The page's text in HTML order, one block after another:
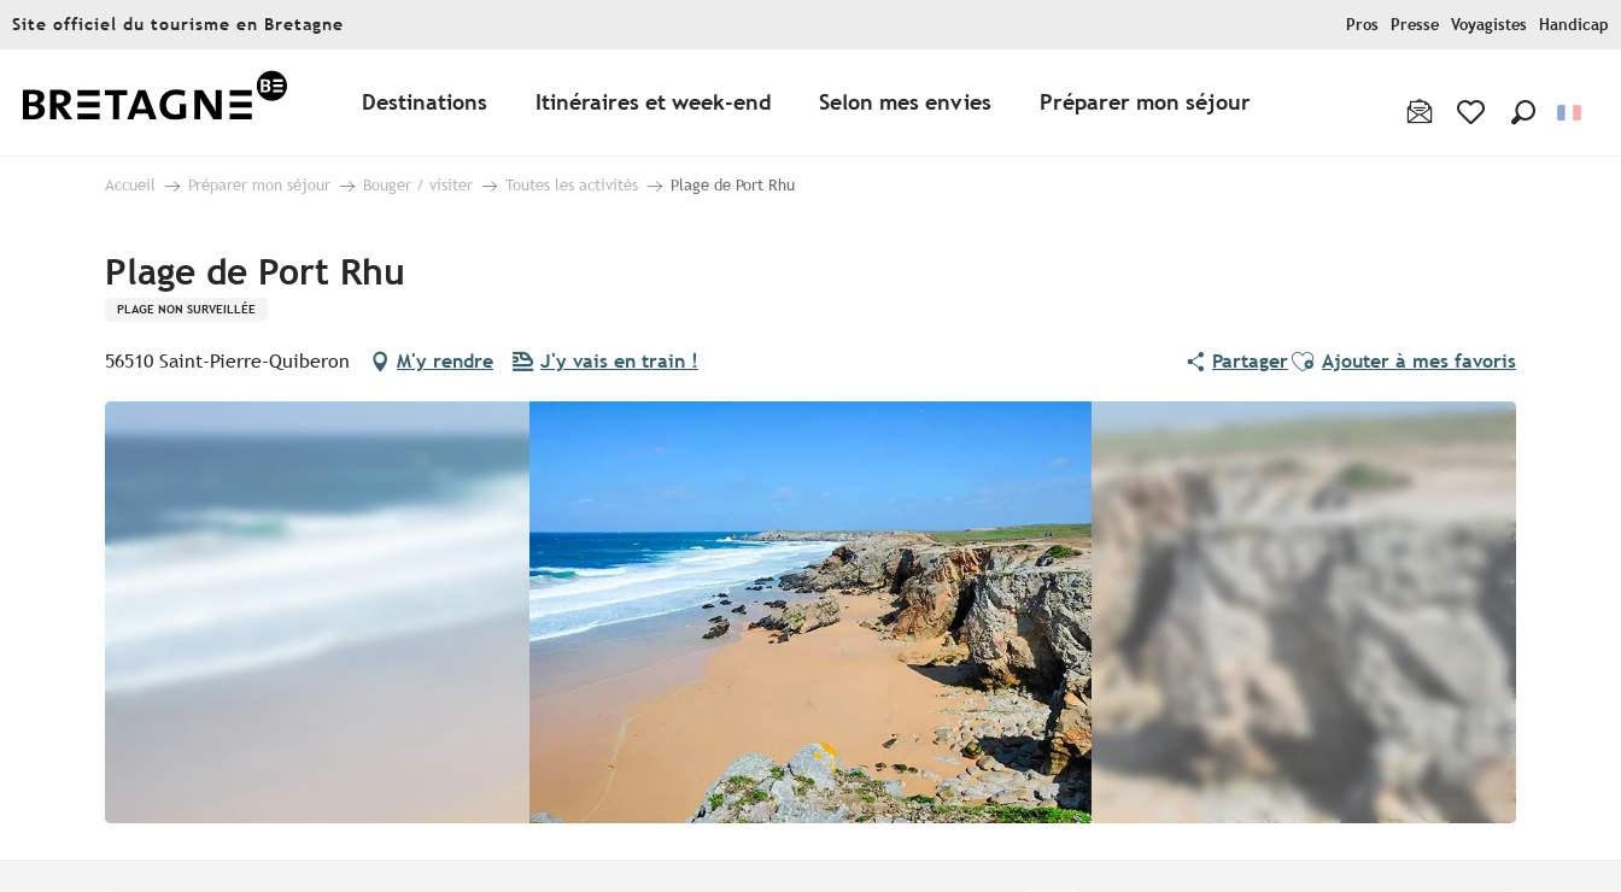
Aller
principal
Site officiel du tourisme en Bretagne Pros Presse Voyagistes Handicap
Destinations Itinéraires et week-end Selon mes envies Préparer mon séjour
Accueil Préparer mon séjour Bouger / visiter Toutes les activités Plage de Port Rhu
Plage de Port Rhu
PLAGE NON SURVEILLÉE
56510 Saint-Pierre-Quiberon M'y rendre J'y vais en train ! PartagerAjouter aux favoris
Ajouter à mes favoris